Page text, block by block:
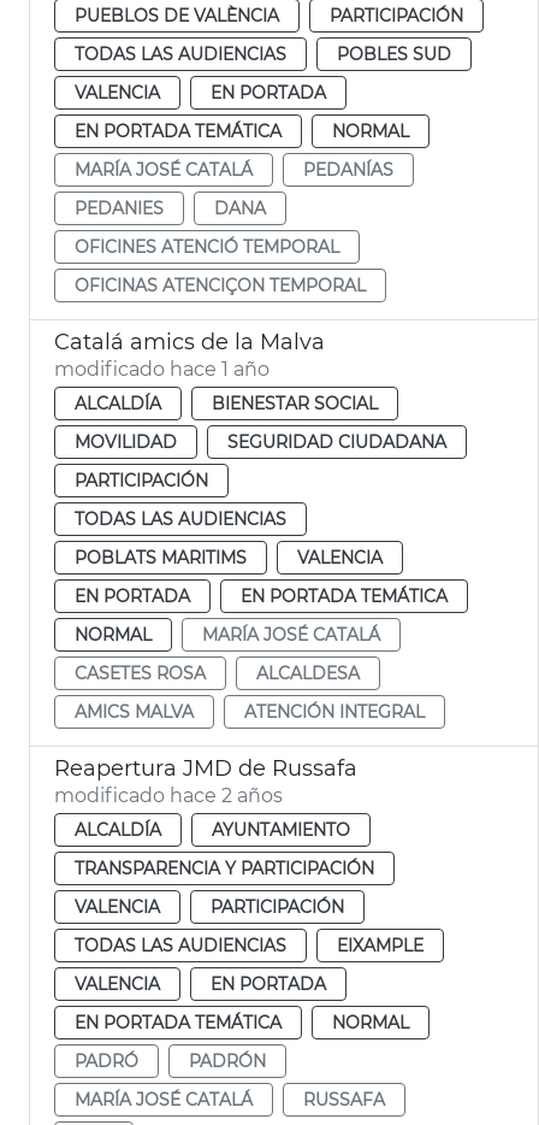
PUEBLOS DE VALÈNCIA
PARTICIPACIÓN
TODAS LAS AUDIENCIAS
POBLES SUD
VALENCIA
EN PORTADA
EN PORTADA TEMÁTICA
NORMAL
MARÍA JOSÉ CATALÁ
PEDANÍAS
PEDANIES
DANA
OFICINES ATENCIÓ TEMPORAL
OFICINAS ATENCIÇON TEMPORAL
Catalá amics de la Malva
modificado hace 1 año
ALCALDÍA
BIENESTAR SOCIAL
MOVILIDAD
SEGURIDAD CIUDADANA
PARTICIPACIÓN
TODAS LAS AUDIENCIAS
POBLATS MARITIMS
VALENCIA
EN PORTADA
EN PORTADA TEMÁTICA
NORMAL
MARÍA JOSÉ CATALÁ
CASETES ROSA
ALCALDESA
AMICS MALVA
ATENCIÓN INTEGRAL
Reapertura JMD de Russafa
modificado hace 2 años
ALCALDÍA
AYUNTAMIENTO
TRANSPARENCIA Y PARTICIPACIÓN
VALENCIA
PARTICIPACIÓN
TODAS LAS AUDIENCIAS
EIXAMPLE
VALENCIA
EN PORTADA
EN PORTADA TEMÁTICA
NORMAL
PADRÓ
PADRÓN
MARÍA JOSÉ CATALÁ
RUSSAFA